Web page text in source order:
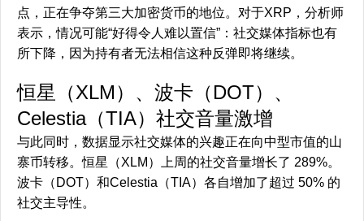
点，正在争夺第三大加密货币的地位。对于XRP，分析师
表示，情况可能“好得令人难以置信”：社交媒体指标也有
所下降，因为持有者无法相信这种反弹即将继续。
恒星（XLM）、波卡（DOT）、
Celestia（TIA）社交音量激增
与此同时，数据显示社交媒体的兴趣正在向中型市值的山
寨币转移。恒星（XLM）上周的社交音量增长了 289%。
波卡（DOT）和Celestia（TIA）各自增加了超过 50% 的
社交主导性。